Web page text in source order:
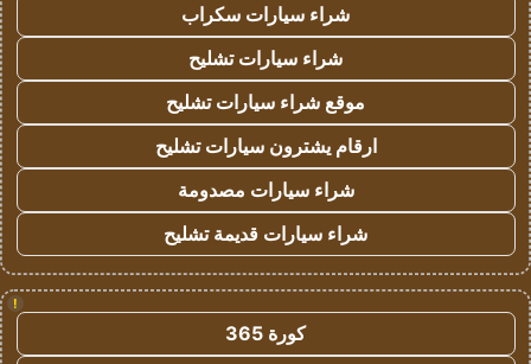
شراء سيارات سكراب
شراء سيارات تشليح
موقع شراء سيارات تشليح
ارقام يشترون سيارات تشليح
شراء سيارات مصدومة
شراء سيارات قديمة تشليح
!
كورة 365